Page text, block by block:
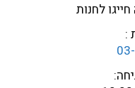
לחנות
: